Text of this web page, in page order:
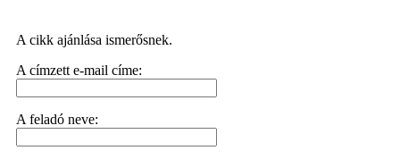
A cikk ajánlása ismerősnek.
A címzett e-mail címe:
A feladó neve: